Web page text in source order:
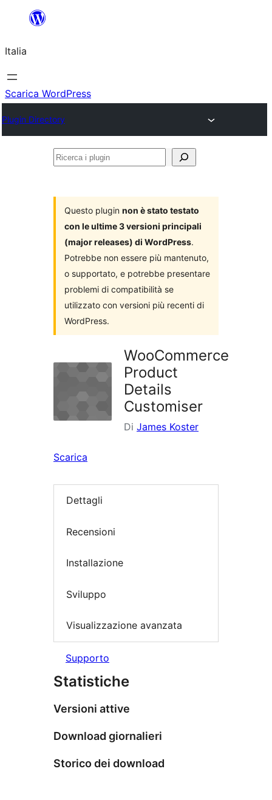
contenuto
Italia
Scarica WordPress
Plugin Directory
Ricerca
Questo plugin non è stato testato
con le ultime 3 versioni principali
(major releases) di WordPress.
Potrebbe non essere più mantenuto,
o supportato, e potrebbe presentare
problemi di compatibilità se
utilizzato con versioni più recenti di
WordPress.
WooCommerce
Product
Details
Customiser
Di James Koster
Scarica
Dettagli
Recensioni
Installazione
Sviluppo
Visualizzazione avanzata
Supporto
Statistiche
Versioni attive
Download giornalieri
Storico dei download